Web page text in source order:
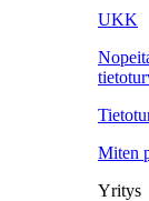
UKK
Miten
Yritys